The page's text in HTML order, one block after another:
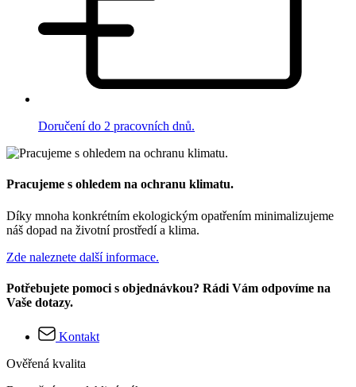
Doručení do 2 pracovních dnů.
Pracujeme s ohledem na ochranu klimatu.
Díky mnoha konkrétním ekologickým opatřením minimalizujeme
náš dopad na životní prostředí a klima.
Zde naleznete další informace.
Potřebujete pomoci s objednávkou? Rádi Vám odpovíme na
Vaše dotazy.
Kontakt
Ověřená kvalita